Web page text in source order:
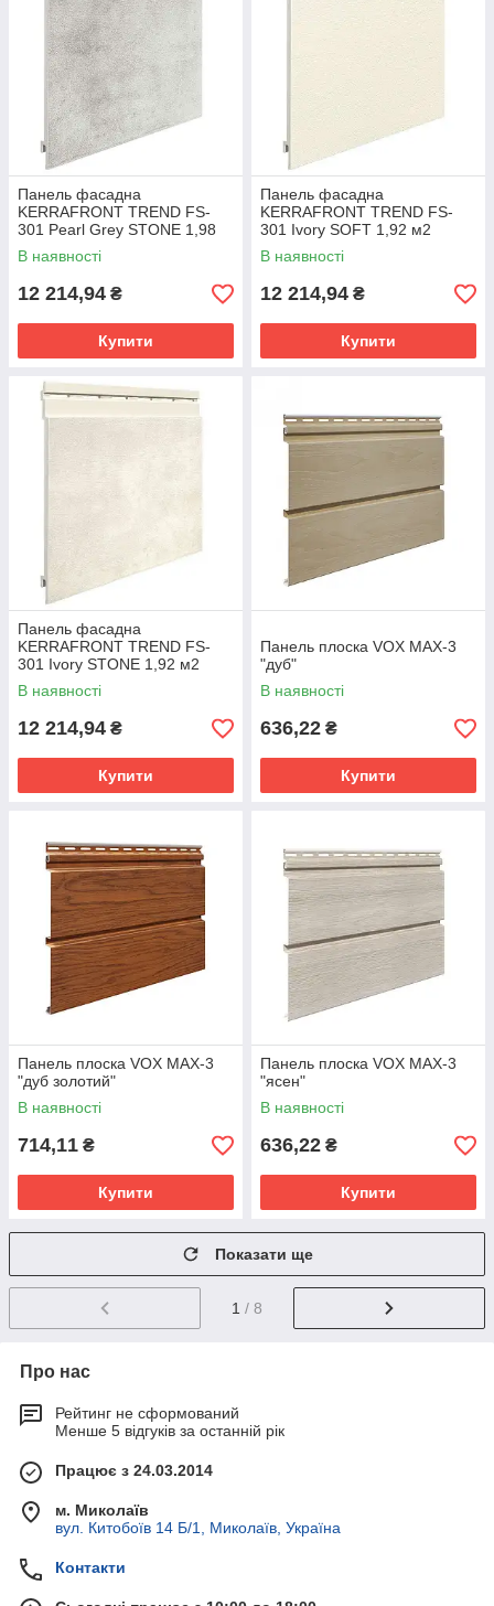
Панель фасадна
KERRAFRONT TREND FS-
301 Pearl Grey STONE 1,98
м2
В наявності
12 214,94 ₴
Купити
Панель фасадна
KERRAFRONT TREND FS-
301 Ivory SOFT 1,92 м2
В наявності
12 214,94 ₴
Купити
Панель фасадна
KERRAFRONT TREND FS-
301 Ivory STONE 1,92 м2
В наявності
12 214,94 ₴
Купити
Панель плоска VOX MAX-3
"дуб"
В наявності
636,22 ₴
Купити
Панель плоска VOX MAX-3
"дуб золотий"
В наявності
714,11 ₴
Купити
Панель плоска VOX MAX-3
"ясен"
В наявності
636,22 ₴
Купити
Показати ще
1 / 8
Про нас
Рейтинг не сформований
Менше 5 відгуків за останній рік
Працює з 24.03.2014
м. Миколаїв
вул. Китобоїв 14 Б/1, Миколаїв, Україна
Контакти